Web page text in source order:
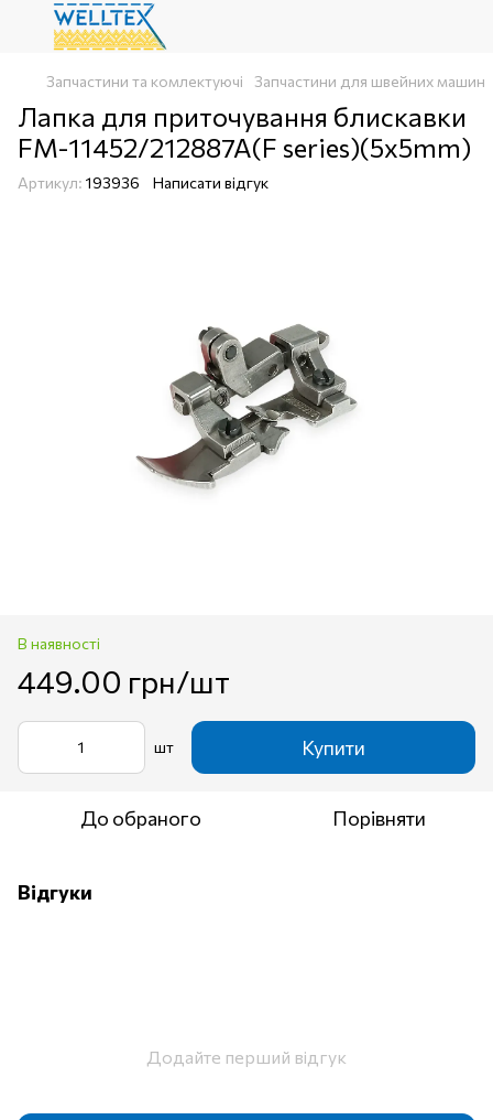
Запчастини та комлектуючі Запчастини для швейних машин
Лапка для приточування блискавки
FM-11452/212887A(F series)(5x5mm)
Артикул: 193936 Написати відгук
В наявності
449.00 грн/шт
шт Купити
До обраного Порівняти
Відгуки
Додайте перший відгук